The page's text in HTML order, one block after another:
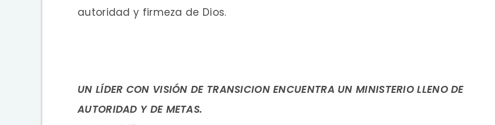
autoridad y firmeza de Dios.
UN LÍDER CON VISIÓN DE TRANSICION ENCUENTRA UN MINISTERIO LLENO DE
AUTORIDAD Y DE METAS.